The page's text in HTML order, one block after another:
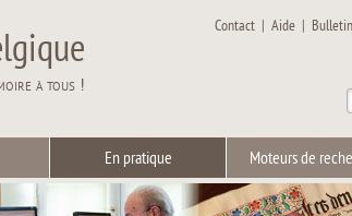
à tous !
Contact |Aide |
En pratique Moteurs de